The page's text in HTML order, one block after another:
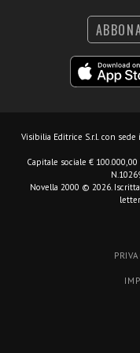
Visibilia Editrice S.r.l. con sede
Capitale sociale € 100.000,00
Novella 2000 © 2026.